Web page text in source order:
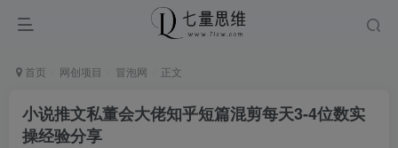
首页 网创项目 冒泡网 正文
小说推文私董会大佬知乎短篇混剪每天3-4位数实
操经验分享